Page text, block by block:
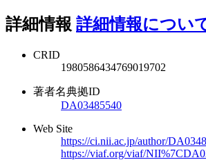
詳細情報 詳細情報につい
CRID
1980586434769019702
著者名典拠ID
DA03485540
Web Site
https://ci.nii.ac.jp/author/
https://viaf.org/viaf/